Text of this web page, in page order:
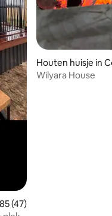
beoordeling van
(47)
Houten huisje in
Wilyara House